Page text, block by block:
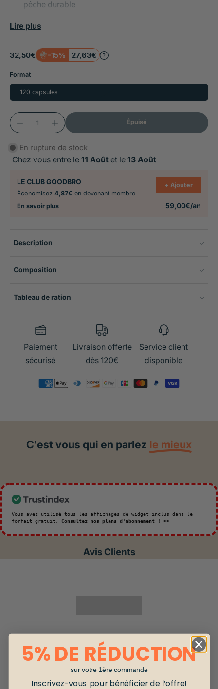
pêche durable
Soutient le confort articulaire et la mobilité,
soutient les fonctions cognitives et les capacités
d'apprentissage, protège les cellules contre le
vieillissement oxydatif grâce à l'astaxanthine
Convient à toutes les étapes de vie : chiot en
longue, utilisable en continu sous conseil
vétérinaire
Lire plus
32,50€ -15% 27,63€
Format
120 capsules
Épuisé
En rupture de stock
Chez vous entre le 11 Août et le 13 Août
LE CLUB GOODBRO
Économisez 4,87€ en devenant membre
En savoir plus
+ Ajouter
59,00€/an
Description
Composition
Tableau de ration
Paiement
sécurisé
Livraison offerte
dès 120€
Service client
disponible
C'est vous qui en parlez le mieux
Vous avez utilisé tous les affichages de widget inclus dans le
forfait gratuit. Consultez nos plans d'abonnement ! >>
Avis Clients
5% DE RÉDUCTION
sur votre 1ère commande
Inscrivez-vous pour bénéficier de l’offre!